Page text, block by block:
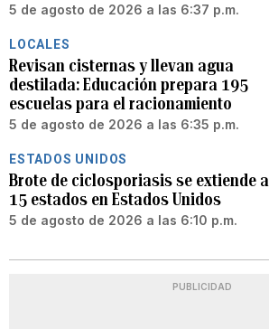
5 de agosto de 2026 a las 6:37 p.m.
LOCALES
Revisan cisternas y llevan agua
destilada: Educación prepara 195
escuelas para el racionamiento
5 de agosto de 2026 a las 6:35 p.m.
ESTADOS UNIDOS
Brote de ciclosporiasis se extiende a
15 estados en Estados Unidos
5 de agosto de 2026 a las 6:10 p.m.
PUBLICIDAD